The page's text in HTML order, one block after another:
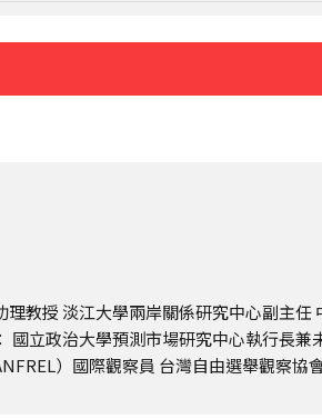
教授 淡江大學兩岸關係研究中心副主任
國立政治大學預測市場研究中心執行長兼
）國際觀察員 台灣自由選舉觀察協